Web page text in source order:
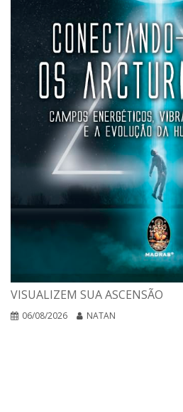
VISUALIZEM SUA ASCENSÃO
06/08/2026 NATAN